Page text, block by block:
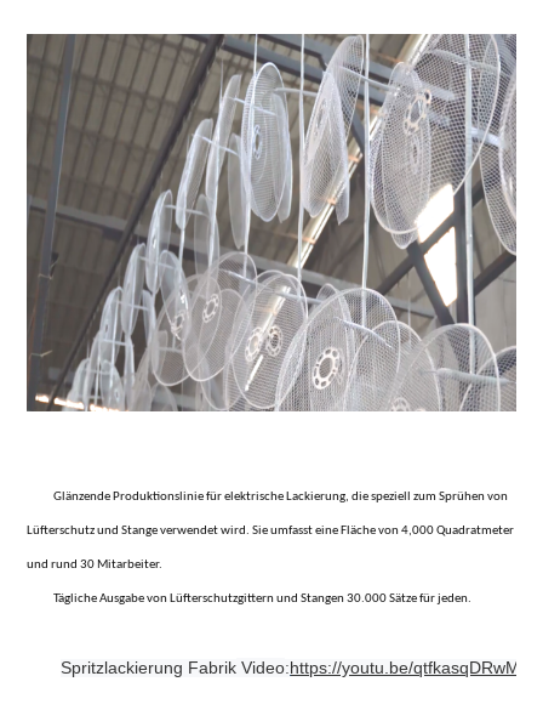
Glänzende Produktionslinie für elektrische Lackierung, die speziell zum Sprühen von
Lüfterschutz und Stange verwendet wird. Sie umfasst eine Fläche von 4,000 Quadratmeter
und rund 30 Mitarbeiter.
Tägliche Ausgabe von Lüfterschutzgittern und Stangen 30.000 Sätze für jeden.
Spritzlackierung Fabrik Video:https://youtu.be/qtfkasqDRwM